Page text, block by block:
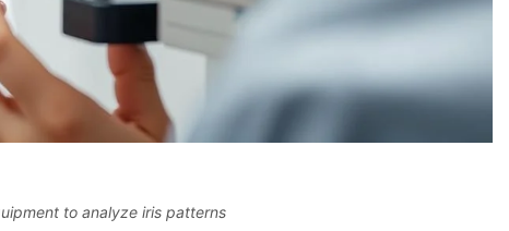
to analyze iris patterns